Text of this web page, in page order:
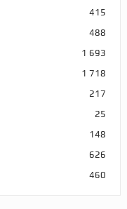
415
488
1 693
1 718
217
25
148
626
460